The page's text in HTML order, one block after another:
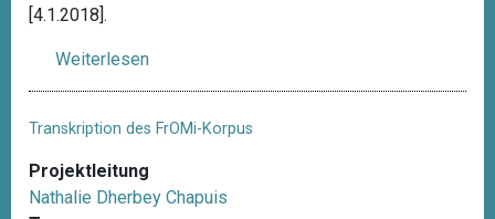
[4.1.2018].
Weiterlesen
r
i
Transkription des FrOMi-Korpus
Projektleitung
Nathalie Dherbey Chapuis